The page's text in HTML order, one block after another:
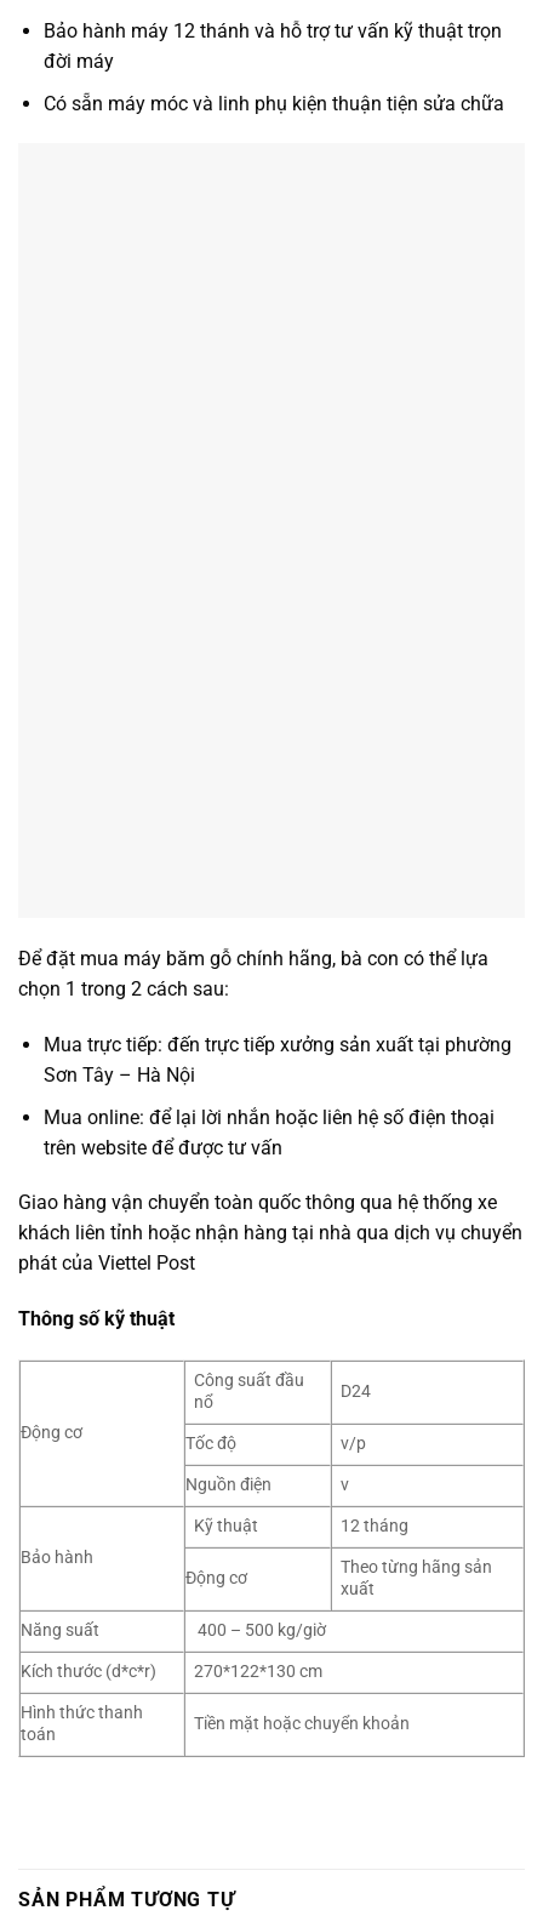
Bảo hành máy 12 thánh và hỗ trợ tư vấn kỹ thuật trọn
đời máy
Có sẵn máy móc và linh phụ kiện thuận tiện sửa chữa
Để đặt mua máy băm gỗ chính hãng, bà con có thể lựa
chọn 1 trong 2 cách sau:
Mua trực tiếp: đến trực tiếp xưởng sản xuất tại phường
Sơn Tây – Hà Nội
Mua online: để lại lời nhắn hoặc liên hệ số điện thoại
trên website để được tư vấn
Giao hàng vận chuyển toàn quốc thông qua hệ thống xe
khách liên tỉnh hoặc nhận hàng tại nhà qua dịch vụ chuyển
phát của Viettel Post
Thông số kỹ thuật
Động cơ
Công suất đầu
nổ
D24
Tốc độ
v/p
Nguồn điện
v
Bảo hành
Kỹ thuật 12 tháng
Động cơ
Theo từng hãng sản
xuất
Năng suất
400 – 500 kg/giờ
Kích thước (d*c*r)
270*122*130 cm
Hình thức thanh
toán
Tiền mặt hoặc chuyển khoản
SẢN PHẨM TƯƠNG TỰ